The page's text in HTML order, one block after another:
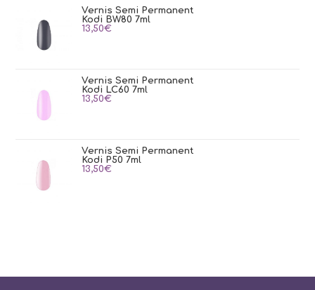
Vernis Semi Permanent
Kodi BW80 7ml
13,50€
Vernis Semi Permanent
Kodi LC60 7ml
13,50€
Vernis Semi Permanent
Kodi P50 7ml
13,50€